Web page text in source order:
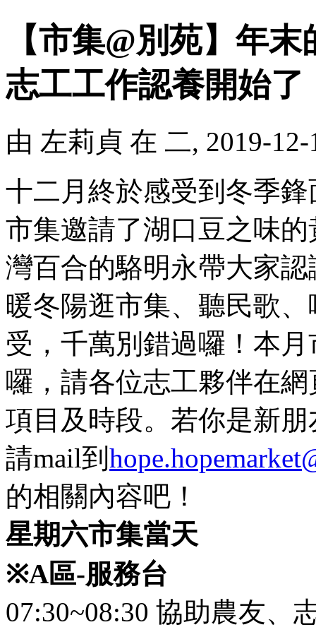
【市集@別苑】年
志工工作認養開始了
由 左莉貞 在 二, 2019-
十二月終於感受到冬季
市集邀請了湖口豆之味
灣百合的駱明永帶大家
暖冬陽逛市集、聽民歌
受，千萬別錯過囉！本
囉，請各位志工夥伴在
項目及時段。若你是新
請mail到
的相關內容吧！
星期六市集當天
※A區-服務台
07:30~08:30 協助農友、